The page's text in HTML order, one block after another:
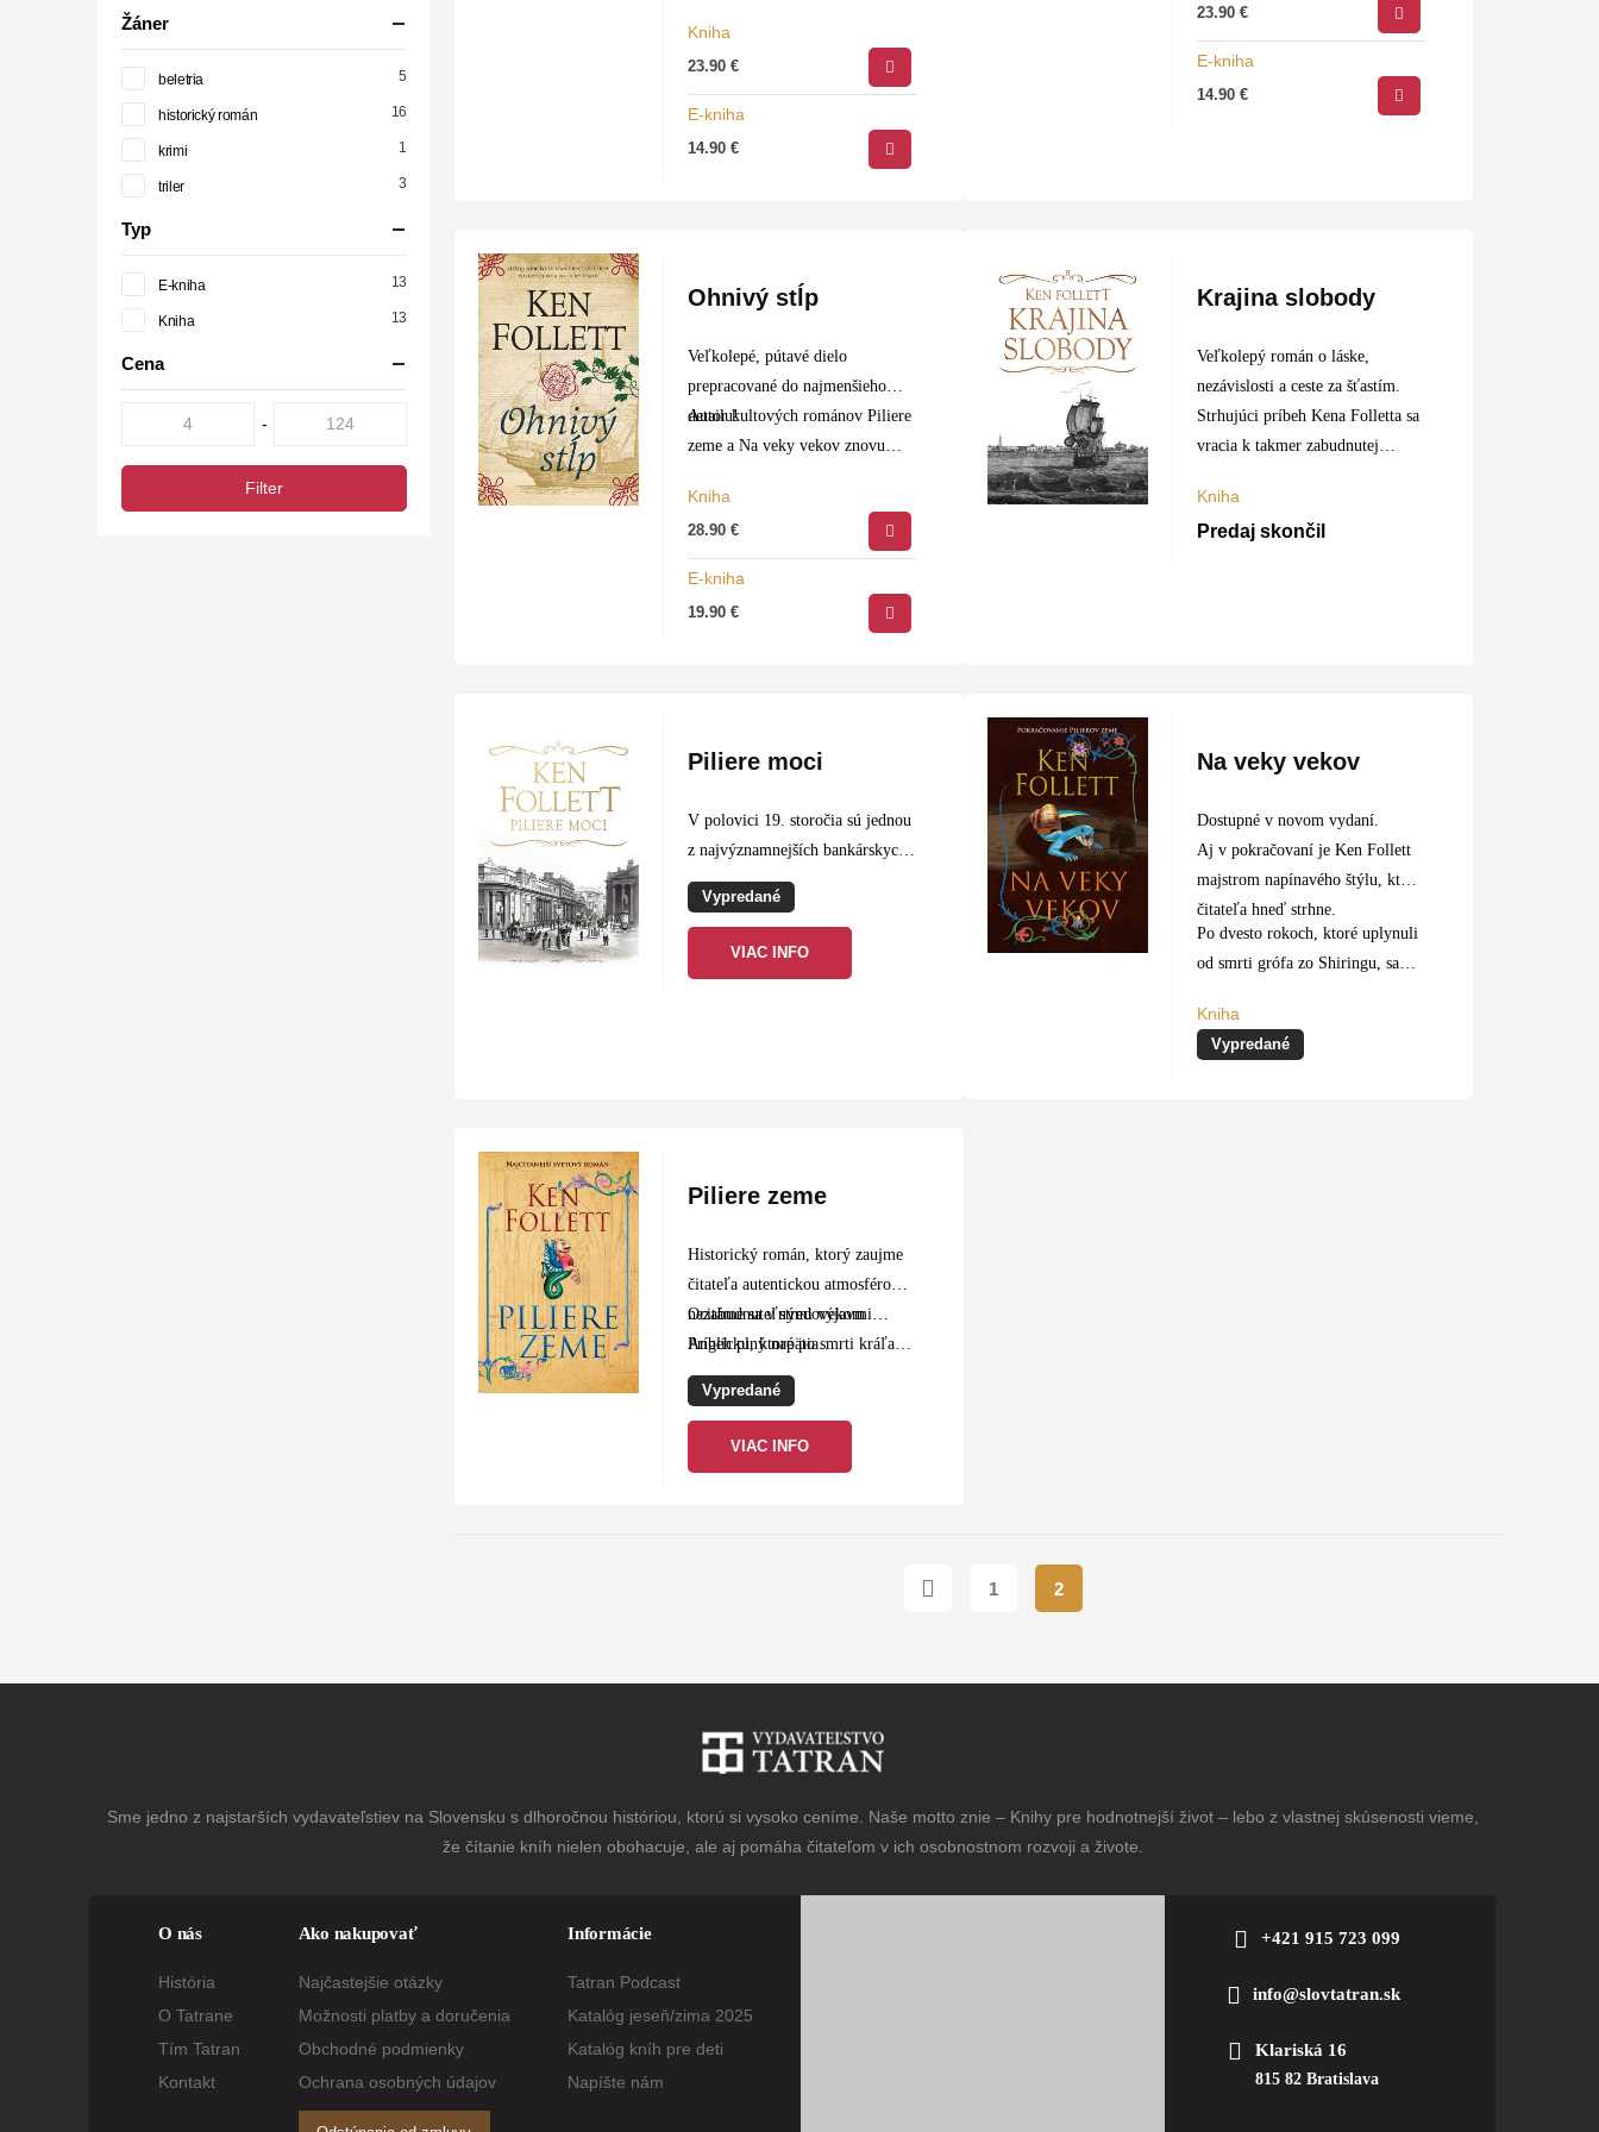
Kniha
23.90€
E-kniha
14.90€
23.90€
E-kniha
14.90€
Ohnivý stĺp
Veľkolepé, pútavé dielo
prepracované do najmenšieho
detailu!
Autor kultových románov Piliere
zeme a Na veky vekov znovu
historického románu. Jeho
najnovší román Ohnivý stĺp
obsadil horné priečky…
Kniha
28.90€
E-kniha
19.90€
Krajina slobody
Veľkolepý román o láske,
nezávislosti a ceste za šťastím.
Strhujúci príbeh Kena Folletta sa
vracia k takmer zabudnutej
dejín. Mladý charizmatický Mack
McAsh hrdlačí celé dni od svitu
Kniha
Predaj skončil
Piliere moci
V polovici 19. storočia sú jednou
z najvýznamnejších bankárskych
rodín v Londýne Pilasterovci.
Členovia rozvetvenej rodiny
Vypredané
VIAC INFO
Na veky vekov
Dostupné v novom vydaní.
Aj v pokračovaní je Ken Follett
majstrom napínavého štýlu, ktorý
čitateľa hneď strhne.
Po dvesto rokoch, ktoré uplynuli
od smrti grófa zo Shiringu, sa
Kniha
Vypredané
Piliere zeme
Historický román, ktorý zaujme
čitateľa autentickou atmosférou a
nezabudnuteľnými výjavmi…
Príbeh plný napätia…
Vzrušenia… Dokonale
vygradovaný…</strong >
Ocitáme sa v stredovekom
Anglicku, ktoré po smrti kráľa
Henryho sužuje nielen občianska
vojna,…
Vypredané
VIAC INFO
1 2
Žáner
beletria 5
historický román 16
krimi 1
triler 3
Typ
E-kniha 13
Kniha 13
Cena
-
Filter
Sme jedno z najstarších vydavateľstiev na Slovensku s dlhoročnou históriou, ktorú si vysoko ceníme. Naše motto znie – Knihy pre hodnotnejší život – lebo z vlastnej skúsenosti vieme,
že čítanie kníh nielen obohacuje, ale aj pomáha čitateľom v ich osobnostnom rozvoji a živote.
O nás
História
O Tatrane
Tím Tatran
Kontakt
Ako nakupovať
Najčastejšie otázky
Možnosti platby a doručenia
Obchodné podmienky
Ochrana osobných údajov
Informácie
Tatran Podcast
Katalóg jeseň/zima 2025
Katalóg kníh pre deti
Napíšte nám
+421 915 723 099
info@slovtatran.sk
Klariská 16
815 82 Bratislava